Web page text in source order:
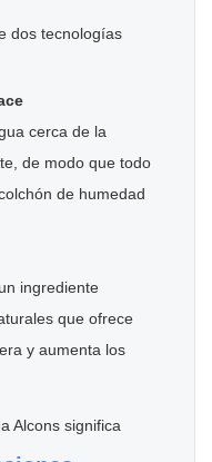
dos tecnologías
cerca de la
de modo que todo
de humedad
ingrediente
que ofrece
y aumenta los
Alcons significa